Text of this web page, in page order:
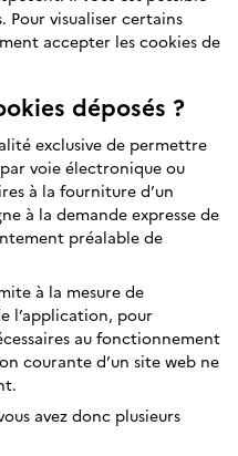
Pour visualiser certains
accepter les cookies de
déposés ?
exclusive de permettre
voie électronique ou
à la fourniture d’un
à la demande expresse de
préalable de
à la mesure de
l’application, pour
au fonctionnement
courante d’un site web ne
avez donc plusieurs